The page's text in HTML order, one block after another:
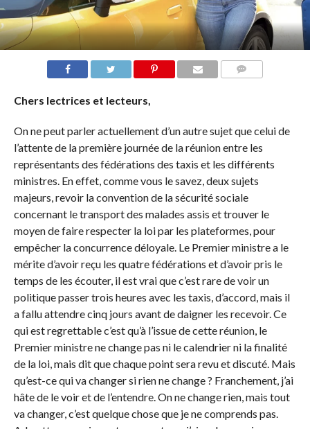
Chers lectrices et lecteurs,
On ne peut parler actuellement d’un autre sujet que celui de
l’attente de la première journée de la réunion entre les
représentants des fédérations des taxis et les différents
ministres. En effet, comme vous le savez, deux sujets
majeurs, revoir la convention de la sécurité sociale
concernant le transport des malades assis et trouver le
moyen de faire respecter la loi par les plateformes, pour
empêcher la concurrence déloyale. Le Premier ministre a le
mérite d’avoir reçu les quatre fédérations et d’avoir pris le
temps de les écouter, il est vrai que c’est rare de voir un
politique passer trois heures avec les taxis, d’accord, mais il
a fallu attendre cinq jours avant de daigner les recevoir. Ce
qui est regrettable c’est qu’à l’issue de cette réunion, le
Premier ministre ne change pas ni le calendrier ni la finalité
de la loi, mais dit que chaque point sera revu et discuté. Mais
qu’est-ce qui va changer si rien ne change ? Franchement, j’ai
hâte de le voir et de l’entendre. On ne change rien, mais tout
va changer, c’est quelque chose que je ne comprends pas.